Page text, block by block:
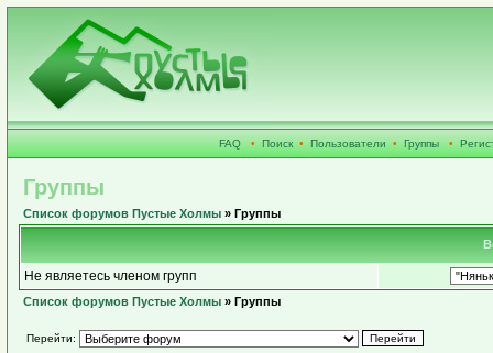
FAQ • Поиск • Пользователи • Группы •
Группы
Список форумов Пустые Холмы » Группы
Не являетесь членом групп
Список форумов Пустые Холмы » Группы
Перейти: